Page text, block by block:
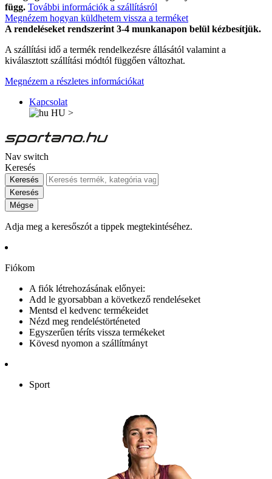
függ. További információk a szállításról
Megnézem hogyan küldhetem vissza a terméket
A rendeléseket rendszerint 3-4 munkanapon belül kézbesítjük.
A szállítási idő a termék rendelkezésre állásától valamint a
kiválasztott szállítási módtól függően változhat.
Megnézem a részletes információkat
Kapcsolat
HU >
Nav switch
Keresés
Keresés
Keresés
Mégse
Adja meg a keresőszót a tippek megtekintéséhez.
Fiókom
A fiók létrehozásának előnyei:
Add le gyorsabban a következő rendeléseket
Mentsd el kedvenc termékeidet
Nézd meg rendeléstörténeted
Egyszerűen téríts vissza termékeket
Kövesd nyomon a szállítmányt
Sport